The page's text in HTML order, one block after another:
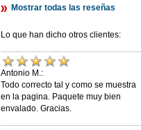
Mostrar todas las reseñas
Lo que han dicho otros clientes:
Antonio M.:
Todo correcto tal y como se muestra
en la pagina. Paquete muy bien
envalado. Gracias.